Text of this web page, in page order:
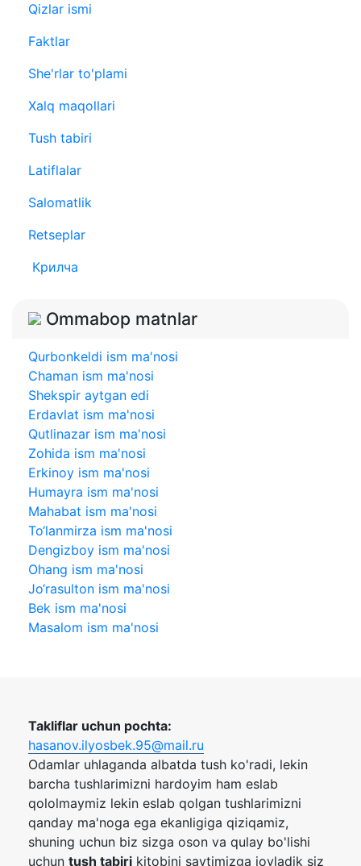
Qizlar ismi
Faktlar
She'rlar to'plami
Xalq maqollari
Tush tabiri
Latiflalar
Salomatlik
Retseplar
Крилча
Ommabop matnlar
Qurbonkeldi ism ma'nosi
Chaman ism ma'nosi
Shekspir aytgan edi
Erdavlat ism ma'nosi
Qutlinazar ism ma'nosi
Zohida ism ma'nosi
Erkinoy ism ma'nosi
Humayra ism ma'nosi
Mahabat ism ma'nosi
To‘lanmirza ism ma'nosi
Dengizboy ism ma'nosi
Ohang ism ma'nosi
Jo‘rasulton ism ma'nosi
Bek ism ma'nosi
Masalom ism ma'nosi
Takliflar uchun pochta:
hasanov.ilyosbek.95@mail.ru
Odamlar uhlaganda albatda tush ko'radi, lekin
barcha tushlarimizni hardoyim ham eslab
qololmaymiz lekin eslab qolgan tushlarimizni
qanday ma'noga ega ekanligiga qiziqamiz,
shuning uchun biz sizga oson va qulay bo'lishi
uchun tush tabiri kitobini saytimizga joyladik siz